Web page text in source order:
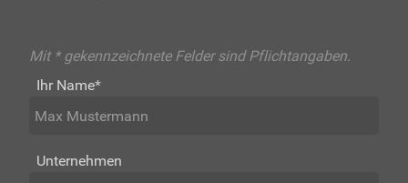
Ihr Name*
Unternehmen
Mit * gekennzeichnete Felder sind Pflichtangaben.